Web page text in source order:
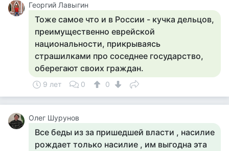
Георгий Лавыгин
Тоже самое что и в России - кучка дельцов,
преимущественно еврейской
национальности, прикрываясь
страшилками про соседнее государство,
оберегают своих граждан.
9 лет 0 0
Олег Шурунов
Все беды из за пришедшей власти , насилие
рождает только насилие , им выгодна эта